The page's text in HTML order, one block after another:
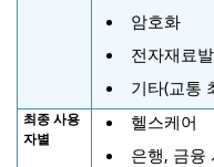
암호화
전자재료
기타(교통
최종 사용
자별
헬스케어
은행, 금융